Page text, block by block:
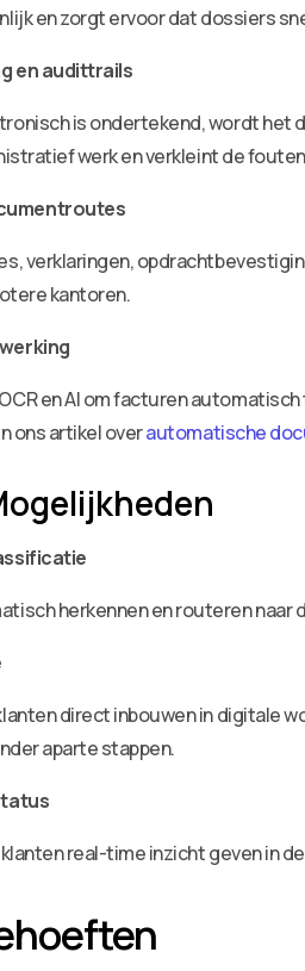
en zorgt ervoor dat dossiers
en audittrails
is ondertekend, wordt
werk en verkleint de
verklaringen,
kantoren.
en AI om facturen
ons artikel overautomatische
herkennen en routeren
direct inbouwen in digitale
aparte stappen.
real-time inzicht geven in